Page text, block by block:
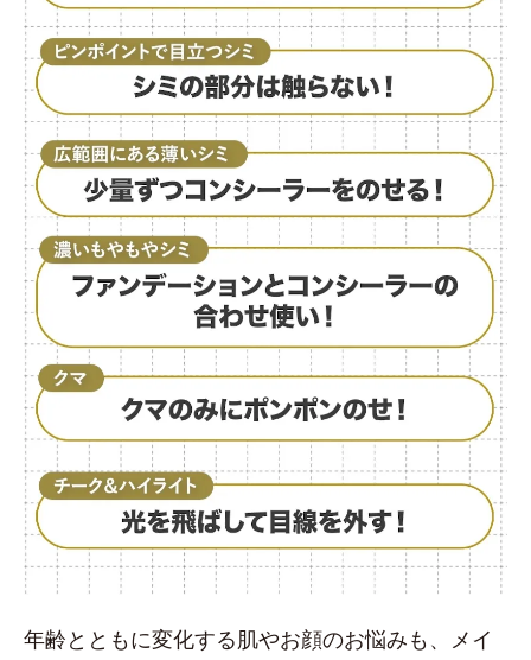
年齢とともに変化する肌やお顔のお悩みも、メイ